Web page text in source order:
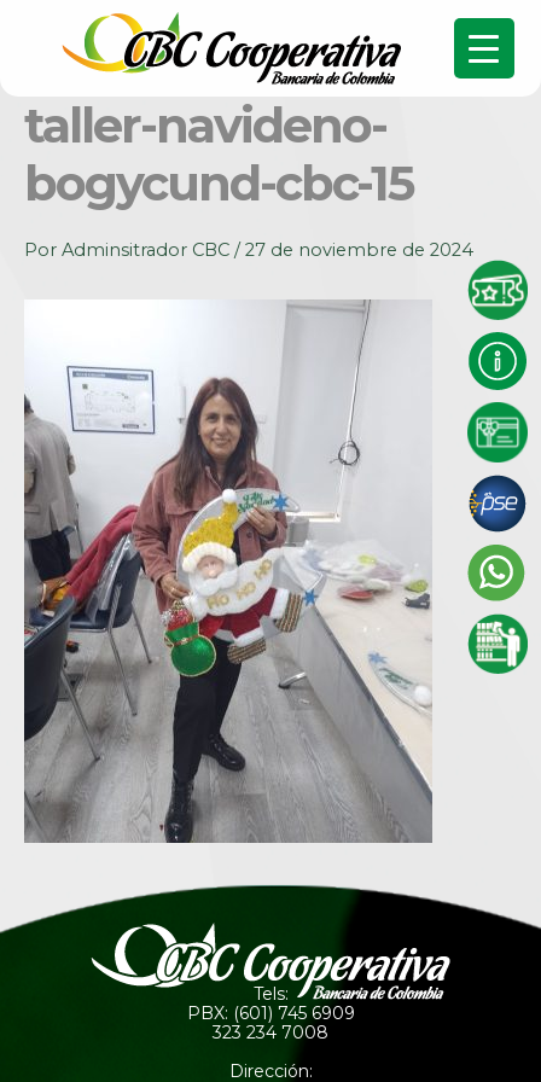
taller-navideno-
bogycund-cbc-15
Por Adminsitrador CBC /27 de noviembre de 2024
Tels:
PBX: (601) 745 6909
323 234 7008
Dirección: